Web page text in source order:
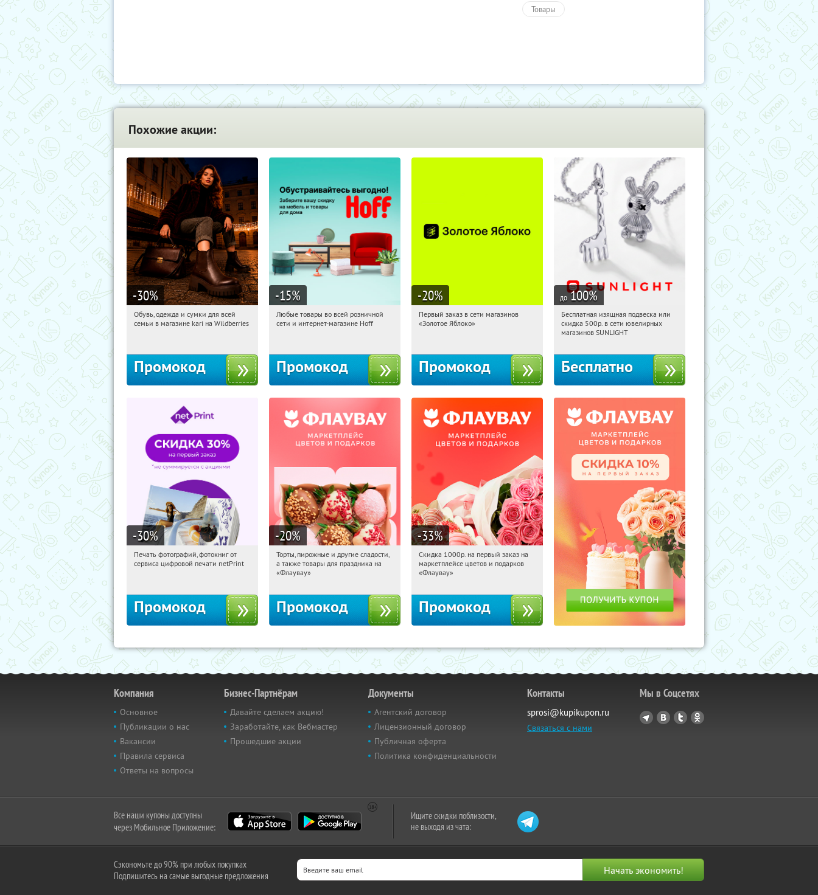
Товары
Похожие акции:
-30%
10:44:36 Получили:
Обувь, одежда и сумки для всей
семьи в магазине kari на Wildberries
Промокод
-15%
10:44:36 Получили:
Любые товары во всей розничной
сети и интернет-магазине Hoff
Промокод
-20%
10:44:36
Получи первым!
Первый заказ в сети магазинов
«Золотое Яблоко»
Промокод
до 100%
10:44:36 Получили:
Россия
Бесплатная изящная подвеска или
скидка 500р. в сети ювелирных
магазинов SUNLIGHT
Бесплатно
-30%
10:44:36 Получили:
Печать фотографий, фотокниг от
сервиса цифровой печати netPrint
Промокод
-20%
10:44:36 Получили:
Россия
Торты, пирожные и другие сладости,
а также товары для праздника на
«Флаувау»
Промокод
-33%
10:44:36 Получили:
Россия
Скидка 1000р. на первый заказ на
маркетплейсе цветов и подарков
«Флаувау»
Промокод
Компания
Основное
Публикации о нас
Вакансии
Правила сервиса
Ответы на вопросы
Бизнес-Партнёрам
Давайте сделаем акцию!
Заработайте, как Вебмастер
Прошедшие акции
Документы
Агентский договор
Лицензионный договор
Публичная оферта
Политика конфиденциальности
Контакты
sprosi@kupikupon.ru
Связаться с нами
Мы в Соцсетях
Все наши купоны доступны
через Мобильное Приложение:
Ищите скидки поблизости,
не выходя из чата:
Сэкономьте до 90% при любых покупках
Подпишитесь на самые выгодные предложения